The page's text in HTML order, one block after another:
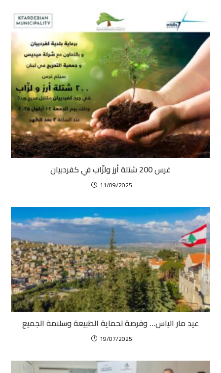
غرس 200 شتلة أرز ولزّاب في كفردبيان
11/09/2025
عيد مار الياس… وفرصة لحماية الطبيعة وسلامة الجميع
19/07/2025